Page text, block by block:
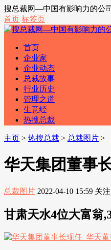
搜总裁网—中国有影响力的公
首页 标签页
首页
企业家
企业动态
总裁故事
行业历史
管理之道
生意经
热搜总裁
主页 > 热搜总裁 > 总裁图片 >
华天集团董事
总裁图片 2022-04-10 15:59 关注
甘肃天水4位大富翁